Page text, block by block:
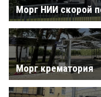
Морг НИИ скорой
Морг крематория